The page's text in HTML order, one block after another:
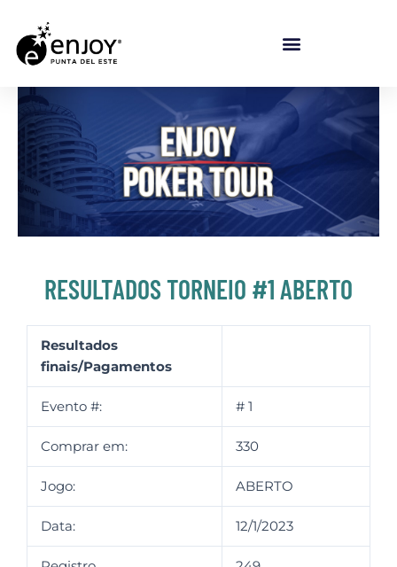
RESULTADOS TORNEIO #1 ABERTO
Resultados
finais/Pagamentos
Evento #: # 1
Comprar em: 330
Jogo: ABERTO
Data: 12/1/2023